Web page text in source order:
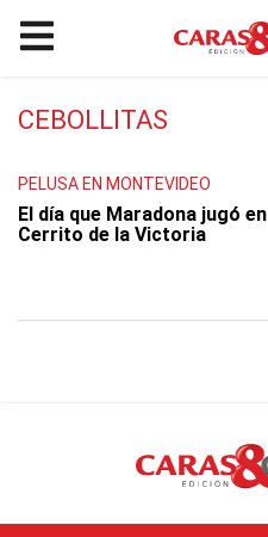
CEBOLLITAS
PELUSA EN MONTEVIDEO
El día que Maradona jugó en
Cerrito de la Victoria